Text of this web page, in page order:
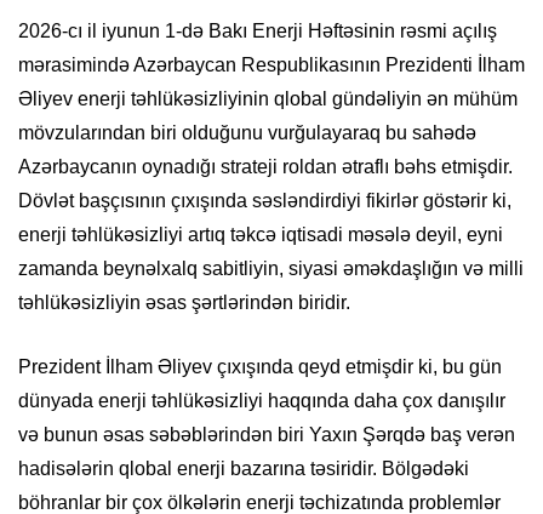
2026-cı il iyunun 1-də Bakı Enerji Həftəsinin rəsmi açılış
mərasimində Azərbaycan Respublikasının Prezidenti İlham
Əliyev enerji təhlükəsizliyinin qlobal gündəliyin ən mühüm
mövzularından biri olduğunu vurğulayaraq bu sahədə
Azərbaycanın oynadığı strateji roldan ətraflı bəhs etmişdir.
Dövlət başçısının çıxışında səsləndirdiyi fikirlər göstərir ki,
enerji təhlükəsizliyi artıq təkcə iqtisadi məsələ deyil, eyni
zamanda beynəlxalq sabitliyin, siyasi əməkdaşlığın və milli
təhlükəsizliyin əsas şərtlərindən biridir.
Prezident İlham Əliyev çıxışında qeyd etmişdir ki, bu gün
dünyada enerji təhlükəsizliyi haqqında daha çox danışılır
və bunun əsas səbəblərindən biri Yaxın Şərqdə baş verən
hadisələrin qlobal enerji bazarına təsiridir. Bölgədəki
böhranlar bir çox ölkələrin enerji təchizatında problemlər